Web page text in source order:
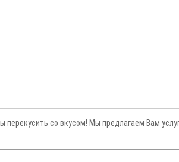
перекусить со вкусом! Мы предлагаем Вам